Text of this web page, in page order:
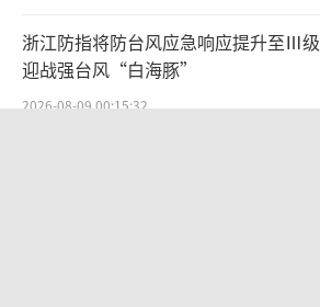
浙江防指将防台风应急响应提升至Ⅲ级
迎战强台风“白海豚”
2026-08-09 00:15:32